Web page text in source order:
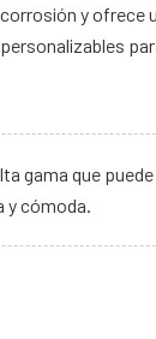
corrosión y ofrece
personalizables
gama que
y cómoda.